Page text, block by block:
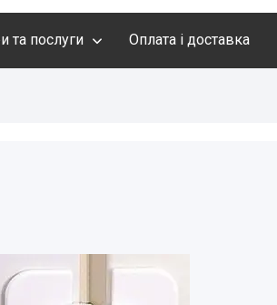
та послуги Оплата і доставка